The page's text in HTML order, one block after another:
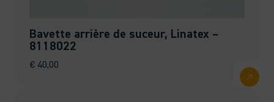
Bavette arrière de suceur, Linatex –
8118022
€ 40,00